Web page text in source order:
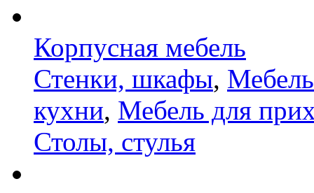
Корпусная мебель
Стенки, шкафы,
кухни, Мебель для
Столы, стулья